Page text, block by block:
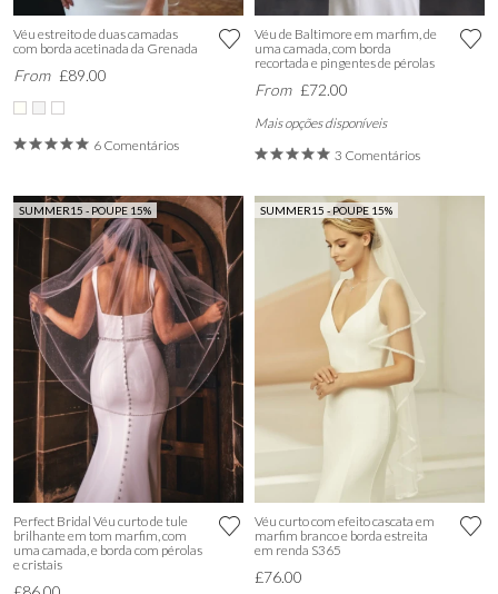
Véu estreito de duas camadas
com borda acetinada da Grenada
From £89.00
6 Comentários
Véu de Baltimore em marfim, de
uma camada, com borda
recortada e pingentes de pérolas
From £72.00
Mais opções disponíveis
3 Comentários
SUMMER15 - POUPE 15%
Perfect Bridal Véu curto de tule
brilhante em tom marfim, com
uma camada, e borda com pérolas
e cristais
SUMMER15 - POUPE 15%
Véu curto com efeito cascata em
marfim branco e borda estreita
em renda S365
£76.00